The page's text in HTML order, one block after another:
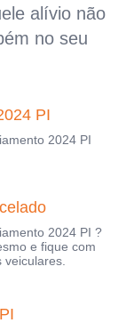
alívio não
no seu
PI
2024 PI
2024 PI ?
e fique com
veiculares.